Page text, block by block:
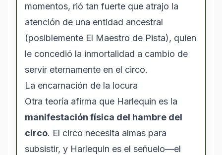
momentos, rió tan fuerte que atrajo la
atención de una entidad ancestral
(posiblemente El Maestro de Pista), quien
le concedió la inmortalidad a cambio de
servir eternamente en el circo.
La encarnación de la locura
Otra teoría afirma que Harlequin es la
manifestación física del hambre del
circo. El circo necesita almas para
subsistir, y Harlequin es el señuelo—el